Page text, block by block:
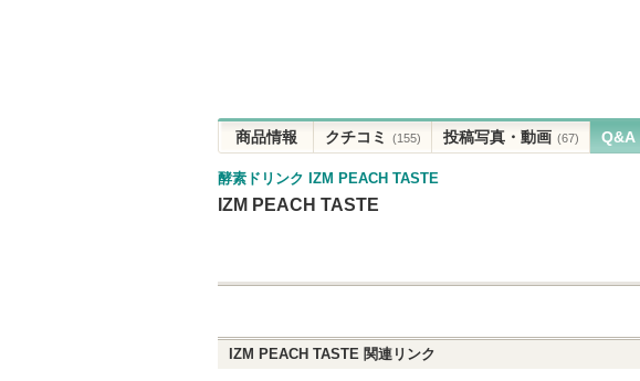
商品情報 クチコミ (155) 投稿写真・動画 (67) Q&A
酵素ドリンク IZM PEACH TASTE
IZM PEACH TASTE
IZM PEACH TASTE 関連リンク